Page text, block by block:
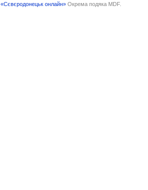
«Сєвєродонецьк онлайн» Окрема подяка MDF.